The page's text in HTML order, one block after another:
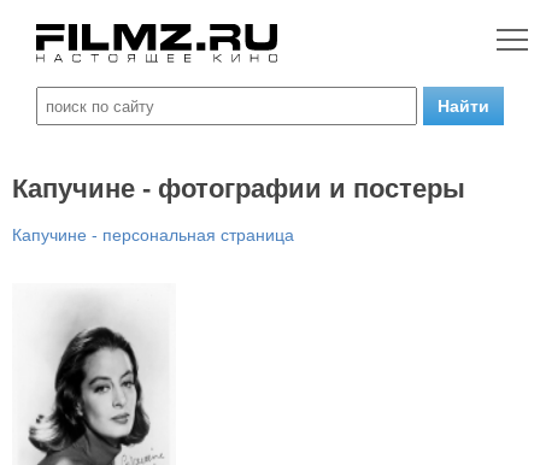
Капучине - фотографии и постеры
Капучине - персональная страница